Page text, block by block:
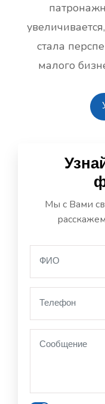
стала
малого
Мы с Вами